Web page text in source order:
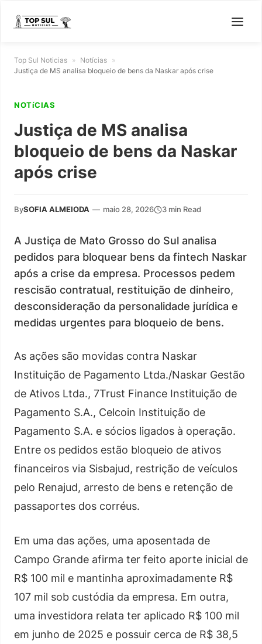
Top Sul Noticias » Notícias »
Justiça de MS analisa bloqueio de bens da Naskar após crise
NOTíCIAS
Justiça de MS analisa
bloqueio de bens da Naskar
após crise
BySOFIA ALMEIODA — maio 28, 2026 3 min Read
A Justiça de Mato Grosso do Sul analisa
pedidos para bloquear bens da fintech Naskar
após a crise da empresa. Processos pedem
rescisão contratual, restituição de dinheiro,
desconsideração da personalidade jurídica e
medidas urgentes para bloqueio de bens.
As ações são movidas contra Naskar
Instituição de Pagamento Ltda./Naskar Gestão
de Ativos Ltda., 7Trust Finance Instituição de
Pagamento S.A., Celcoin Instituição de
Pagamento S.A. e sócios ligados à operação.
Entre os pedidos estão bloqueio de ativos
financeiros via Sisbajud, restrição de veículos
pelo Renajud, arresto de bens e retenção de
passaportes dos corréus.
Em uma das ações, uma aposentada de
Campo Grande afirma ter feito aporte inicial de
R$ 100 mil e mantinha aproximadamente R$
107 mil sob custódia da empresa. Em outra,
uma investidora relata ter aplicado R$ 100 mil
em junho de 2025 e possuir cerca de R$ 38,5